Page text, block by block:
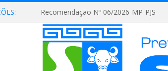
Recomendação Nº 06/2026-MP-PJS